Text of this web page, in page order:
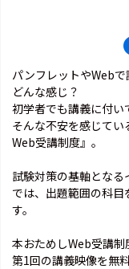
パンフレットやWeb
どんな感じ？
初学者でも講義に付い
そんな不安を感じて
Web受講制度』。
試験対策の基軸となる
では、出題範囲の科
す。
本おためしWeb受講
第1回の講義映像を無